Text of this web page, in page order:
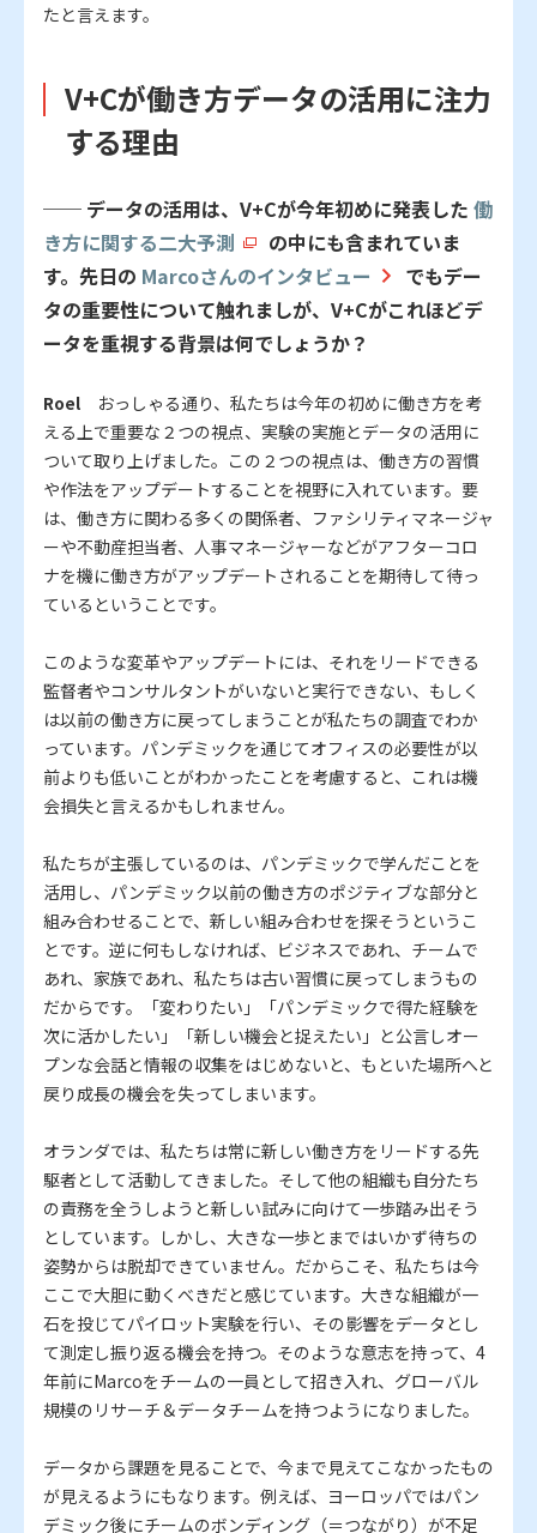
たと言えます。
V+Cが働き方データの活用に注力
する理由
── データの活用は、V+Cが今年初めに発表した 働
き方に関する二大予測
の中にも含まれていま
す。先日の Marcoさんのインタビュー
でもデー
タの重要性について触れましが、V+Cがこれほどデ
ータを重視する背景は何でしょうか？
Roel おっしゃる通り、私たちは今年の初めに働き方を考
える上で重要な２つの視点、実験の実施とデータの活用に
ついて取り上げました。この２つの視点は、働き方の習慣
や作法をアップデートすることを視野に入れています。要
は、働き方に関わる多くの関係者、ファシリティマネージャ
ーや不動産担当者、人事マネージャーなどがアフターコロ
ナを機に働き方がアップデートされることを期待して待っ
ているということです。
このような変革やアップデートには、それをリードできる
監督者やコンサルタントがいないと実行できない、もしく
は以前の働き方に戻ってしまうことが私たちの調査でわか
っています。パンデミックを通じてオフィスの必要性が以
前よりも低いことがわかったことを考慮すると、これは機
会損失と言えるかもしれません。
私たちが主張しているのは、パンデミックで学んだことを
活用し、パンデミック以前の働き方のポジティブな部分と
組み合わせることで、新しい組み合わせを探そうというこ
とです。逆に何もしなければ、ビジネスであれ、チームで
あれ、家族であれ、私たちは古い習慣に戻ってしまうもの
だからです。「変わりたい」「パンデミックで得た経験を
次に活かしたい」「新しい機会と捉えたい」と公言しオー
プンな会話と情報の収集をはじめないと、もといた場所へと
戻り成長の機会を失ってしまいます。
オランダでは、私たちは常に新しい働き方をリードする先
駆者として活動してきました。そして他の組織も自分たち
の責務を全うしようと新しい試みに向けて一歩踏み出そう
としています。しかし、大きな一歩とまではいかず待ちの
姿勢からは脱却できていません。だからこそ、私たちは今
ここで大胆に動くべきだと感じています。大きな組織が一
石を投じてパイロット実験を行い、その影響をデータとし
て測定し振り返る機会を持つ。そのような意志を持って、4
年前にMarcoをチームの一員として招き入れ、グローバル
規模のリサーチ＆データチームを持つようになりました。
データから課題を見ることで、今まで見えてこなかったもの
が見えるようにもなります。例えば、ヨーロッパではパン
デミック後にチームのボンディング（＝つながり）が不足